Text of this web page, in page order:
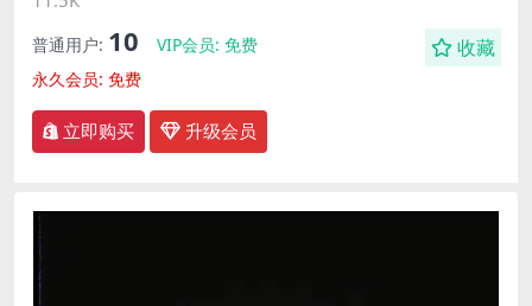
普通用户: 10 VIP会员: 免费
永久会员: 免费
收藏
立即购买 升级会员